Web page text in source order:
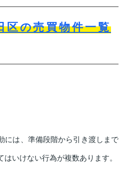
区の売買物件一覧
には、準備段階から引き渡しまで
いけない行為が複数あります。